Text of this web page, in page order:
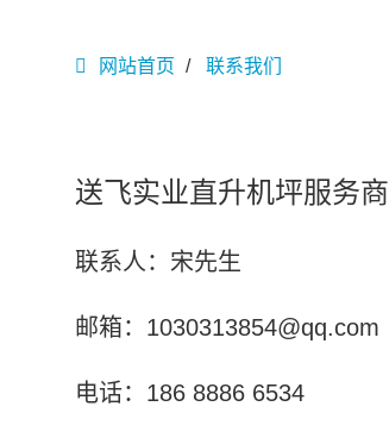
网站首页 联系我们
送飞实业直升机坪服务商
联系人：宋先生
邮箱：1030313854@qq.com
电话：186 8886 6534